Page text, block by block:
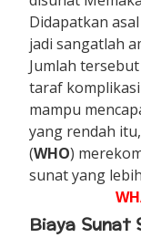
Didapatkan
jadi sangatlah
Jumlah
taraf
mampu
yang rendah
(WHO)
sunat yang
Biaya Sunat